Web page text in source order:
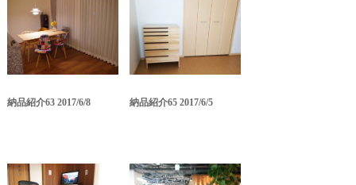
納品紹介63 2017/6/8 納品紹介65 2017/6/5